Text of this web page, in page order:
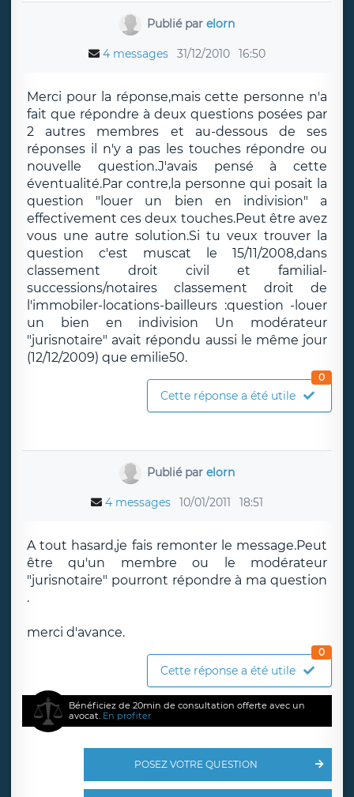
Publié parelorn
4 messages 31/12/2010 16:50
Merci pour la réponse,mais cette personne n'a
fait que répondre à deux questions posées par
2 autres membres et au-dessous de ses
réponses il n'y a pas les touches répondre ou
nouvelle question.J'avais pensé à cette
éventualité.Par contre,la personne qui posait la
question "louer un bien en indivision" a
effectivement ces deux touches.Peut être avez
vous une autre solution.Si tu veux trouver la
question c'est muscat le 15/11/2008,dans
classement droit civil et familial-
successions/notaires classement droit de
l'immobiler-locations-bailleurs :question -louer
un bien en indivision Un modérateur
"jurisnotaire" avait répondu aussi le même jour
(12/12/2009) que emilie50.
Cette réponse a été utile
0
Publié parelorn
4 messages 10/01/2011 18:51
A tout hasard,je fais remonter le message.Peut
être qu'un membre ou le modérateur
"jurisnotaire" pourront répondre à ma question
.
merci d'avance.
Cette réponse a été utile
0
Bénéficiez de 20min de consultation offerte avec un
avocat. En profiter
POSEZ VOTRE QUESTION